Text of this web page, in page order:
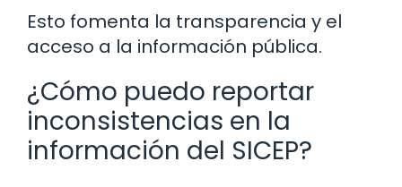
Esto fomenta la transparencia y el
acceso a la información pública.
¿Cómo puedo reportar
inconsistencias en la
información del SICEP?